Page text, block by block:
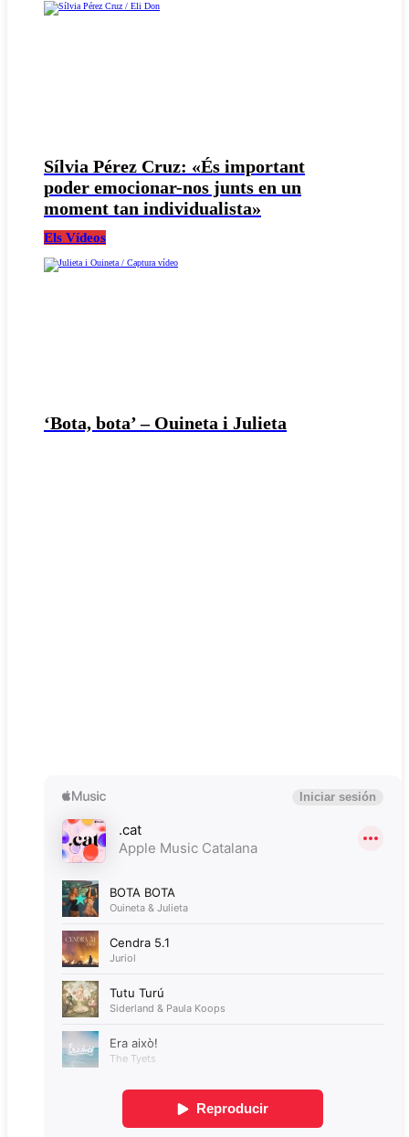
Sílvia Pérez Cruz: «És important
poder emocionar-nos junts en un
moment tan individualista»
Els Vídeos
‘Bota, bota’ – Ouineta i Julieta